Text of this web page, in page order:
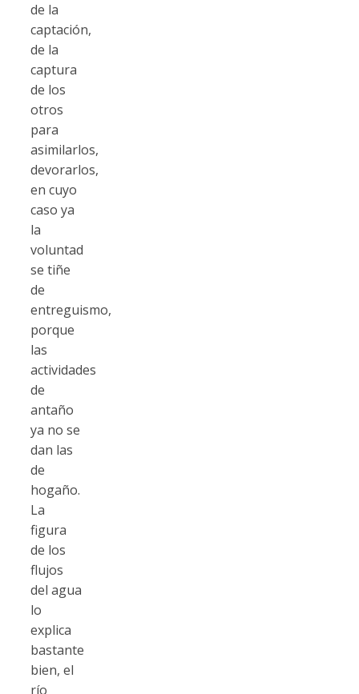
de la
captación,
de la
captura
de los
otros
para
asimilarlos,
devorarlos,
en cuyo
caso ya
la
voluntad
se tiñe
de
entreguismo,
porque
las
actividades
de
antaño
ya no se
dan las
de
hogaño.
La
figura
de los
flujos
del agua
lo
explica
bastante
bien, el
río